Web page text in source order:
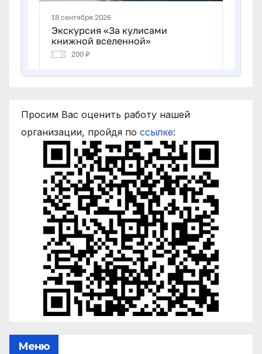
Просим Вас оценить работу нашей
организации, пройдя по ссылке:
Меню